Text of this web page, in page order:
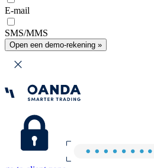
E-mail
SMS/MMS
Open een demo-rekening »